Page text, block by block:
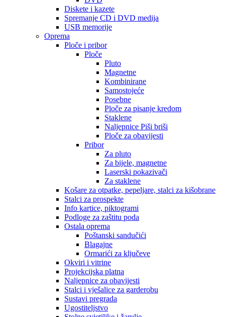
Diskete i kazete
Spremanje CD i DVD medija
USB memorije
Oprema
Ploče i pribor
Ploče
Pluto
Magnetne
Kombinirane
Samostojeće
Posebne
Ploče za pisanje kredom
Staklene
Naljepnice Piši briši
Ploče za obavijesti
Pribor
Za pluto
Za bijele, magnetne
Laserski pokazivači
Za staklene
Košare za otpatke, pepeljare, stalci za kišobrane
Stalci za prospekte
Info kartice, piktogrami
Podloge za zaštitu poda
Ostala oprema
Poštanski sandučići
Blagajne
Ormarići za ključeve
Okviri i vitrine
Projekcijska platna
Naljepnice za obavijesti
Stalci i vješalice za garderobu
Sustavi pregrada
Ugostiteljstvo